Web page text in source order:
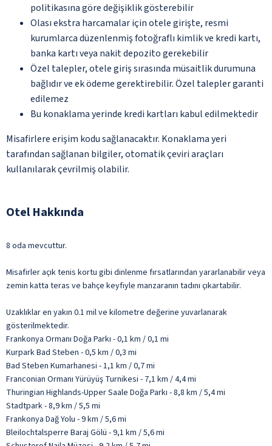
politikasına göre değişiklik gösterebilir
Olası ekstra harcamalar için otele girişte, resmi
kurumlarca düzenlenmiş fotoğraflı kimlik ve kredi kartı,
banka kartı veya nakit depozito gerekebilir
Özel talepler, otele giriş sırasında müsaitlik durumuna
bağlıdır ve ek ödeme gerektirebilir. Özel talepler garanti
edilemez
Bu konaklama yerinde kredi kartları kabul edilmektedir
Misafirlere erişim kodu sağlanacaktır. Konaklama yeri
tarafından sağlanan bilgiler, otomatik çeviri araçları
kullanılarak çevrilmiş olabilir.
Otel Hakkında
8 oda mevcuttur.
Misafirler açık tenis kortu gibi dinlenme fırsatlarından yararlanabilir veya
zemin katta teras ve bahçe keyfiyle manzaranın tadını çıkartabilir.
Uzaklıklar en yakın 0.1 mil ve kilometre değerine yuvarlanarak
gösterilmektedir.
Frankonya Ormanı Doğa Parkı - 0,1 km / 0,1 mi
Kurpark Bad Steben - 0,5 km / 0,3 mi
Bad Steben Kumarhanesi - 1,1 km / 0,7 mi
Franconian Ormanı Yürüyüş Turnikesi - 7,1 km / 4,4 mi
Thuringian Highlands-Upper Saale Doğa Parkı - 8,8 km / 5,4 mi
Stadtpark - 8,9 km / 5,5 mi
Frankonya Dağ Yolu - 9 km / 5,6 mi
Bleilochtalsperre Baraj Gölü - 9,1 km / 5,6 mi